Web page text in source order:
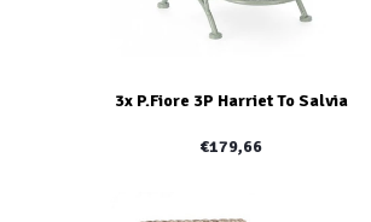
3x P.Fiore 3P Harriet To Salvia
€179,66